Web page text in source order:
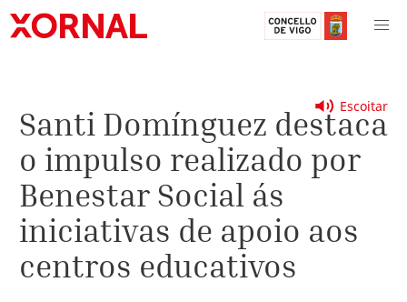
Escoitar
Santi Domínguez destaca
o impulso realizado por
Benestar Social ás
iniciativas de apoio aos
centros educativos